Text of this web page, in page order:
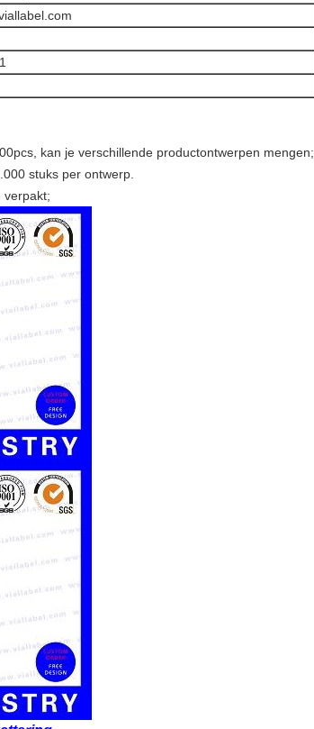
kan je verschillende productontwerpen mengen;
stuks per ontwerp.
verpakt;